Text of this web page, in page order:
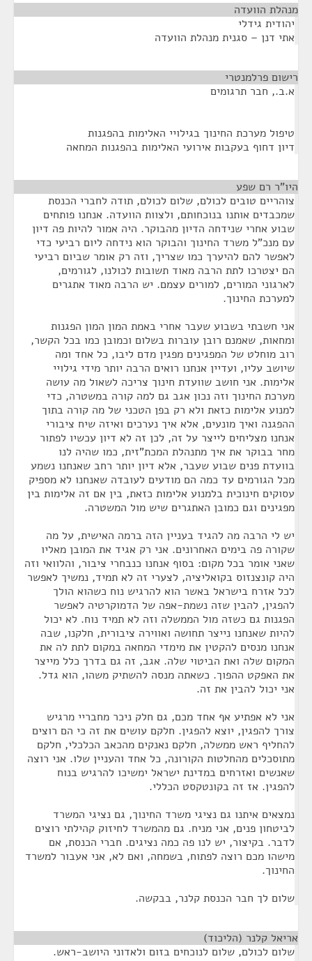
מנהלת הוועדה
יהודית גידלי
אתי דנן – סגנית מנהלת הוועדה
רישום פרלמנטרי
א.ב., חבר תרגומים
טיפול מערכת החינוך בגילויי האלימות בהפגנות
דיון דחוף בעקבות אירועי האלימות בהפגנות המחאה
היו"ר רם שפע
צוהריים טובים לכולם, שלום לכולם, תודה לחברי הכנסת
שמכבדים אותנו בנוכחותם, ולצוות הוועדה. אנחנו פותחים
שבוע אחרי שנידחה הדיון מהבוקר. היה אמור להיות פה דיון
עם מנכ"ל משרד החינוך והבוקר הוא נידחה ליום רביעי כדי
לאפשר להם להיערך כמו שצריך, וזה רק אומר שביום רביעי
הם יצטרכו לתת הרבה מאוד תשובות לכולנו, לגורמים,
לארגוני המורים, למורים עצמם. יש הרבה מאוד אתגרים
למערכת החינוך.
אני חשבתי בשבוע שעבר אחרי באמת המון המון הפגנות
ומחאות, שאמנם רובן עוברות בשלום וכמובן כמו בכל הקשר,
רוב מוחלט של המפגינים מפגין מדם ליבו, כל אחד ומה
שיושב עליו, ועדיין אנחנו רואים הרבה יותר מידי גילויי
אלימות. אני חושב שוועדת חינוך צריכה לשאול מה עושה
מערכת החינוך וזה נכון אגב גם למה קורה במשטרה, כדי
למנוע אלימות כזאת ולא רק בפן הטכני של מה קורה בתוך
ההפגנה ואיך מונעים, אלא איך נערכים ואיזה שיח ציבורי
אנחנו מצליחים לייצר על זה, לכן זה לא דיון עכשיו לפתור
מחר בבוקר את איך מתנהלת המכת"זית, כמו שהיה לנו
בוועדת פנים שבוע שעבר, אלא דיון יותר רחב שאנחנו נשמע
מכל הגורמים עד כמה הם מודעים לעובדה שאנחנו לא מספיק
עסוקים חינוכית בלמנוע אלימות כזאת, בין אם זה אלימות בין
מפגינים וגם כמובן האתגרים שיש מול המשטרה.
יש לי הרבה מה להגיד בעניין הזה ברמה האישית, על מה
שקורה פה בימים האחרונים. אני רק אגיד את המובן מאליו
שאני אומר בכל מקום: בסוף אנחנו כנבחרי ציבור, והלוואי וזה
היה קונצנזוס בקואליציה, לצערי זה לא תמיד, נמשיך לאפשר
לכל אזרח בישראל באשר הוא להרגיש נוח כשהוא הולך
להפגין, להבין שזה נשמת-אפה של הדמוקרטיה לאפשר
הפגנות גם כשזה מול הממשלה וזה לא תמיד נוח. לא יכול
להיות שאנחנו נייצר תחושה ואווירה ציבורית, חלקנו, שבה
אנחנו מנסים להקטין את מימדי המחאה במקום לתת לה את
המקום שלה ואת הביטוי שלה. אגב, זה גם בדרך כלל מייצר
את האפקט ההפוך. כשאתה מנסה להשתיק משהו, הוא גדל.
אני יכול להבין את זה.
אני לא אפתיע אף אחד מכם, גם חלק ניכר מחבריי מרגיש
צורך להפגין, יוצא להפגין. חלקם עושים את זה כי הם רוצים
להחליף ראש ממשלה, חלקם נאנקים מהכאב הכלכלי, חלקם
מתוסכלים מהחלטות הקורונה, כל אחד והעניין שלו. אני רוצה
שאנשים ואזרחים במדינת ישראל ימשיכו להרגיש בנוח
להפגין. אז זה בקונטקסט הכללי.
נמצאים איתנו גם נציגי משרד החינוך, גם נציגי המשרד
לביטחון פנים, אני מניח. גם מהמשרד לחיזוק קהילתי רוצים
לדבר. בקיצור, יש לנו פה כמה נציגים. חברי הכנסת, אם
מישהו מכם רוצה לפתוח, בשמחה, ואם לא, אני אעבור למשרד
החינוך.
שלום לך חבר הכנסת קלנר, בבקשה.
אריאל קלנר (הליכוד)
שלום לכולם, שלום לנוכחים בזום ולאדוני היושב-ראש.